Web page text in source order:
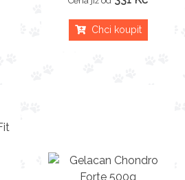
Chci koupit